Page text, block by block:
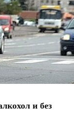
и без